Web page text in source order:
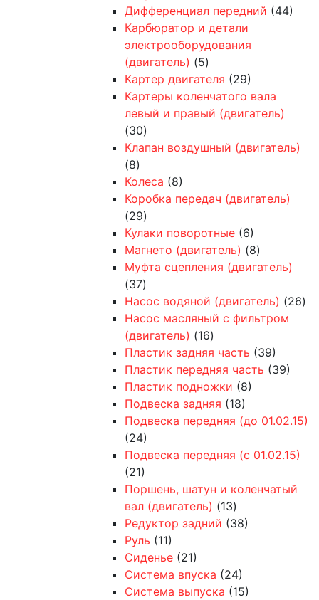
Дифференциал передний (44)
Карбюратор и детали
электрооборудования
(двигатель) (5)
Картер двигателя (29)
Картеры коленчатого вала
левый и правый (двигатель)
(30)
Клапан воздушный (двигатель)
(8)
Колеса (8)
Коробка передач (двигатель)
(29)
Кулаки поворотные (6)
Магнето (двигатель) (8)
Муфта сцепления (двигатель)
(37)
Насос водяной (двигатель) (26)
Насос масляный с фильтром
(двигатель) (16)
Пластик задняя часть (39)
Пластик передняя часть (39)
Пластик подножки (8)
Подвеска задняя (18)
Подвеска передняя (до 01.02.15)
(24)
Подвеска передняя (с 01.02.15)
(21)
Поршень, шатун и коленчатый
вал (двигатель) (13)
Редуктор задний (38)
Руль (11)
Сиденье (21)
Система впуска (24)
Система выпуска (15)